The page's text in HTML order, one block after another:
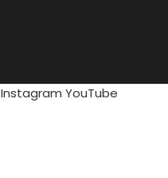
Instagram YouTube